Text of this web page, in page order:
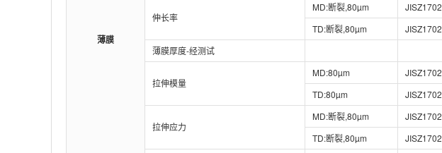
薄膜
伸长率
MD:断裂,80µm JISZ1702
TD:断裂,80µm
JISZ1702
薄膜厚度-经测试
拉伸模量
MD:80µm JISZ1702
TD:80µm
JISZ1702
拉伸应力
MD:断裂,80µm JISZ1702
TD:断裂,80µm
JISZ1702